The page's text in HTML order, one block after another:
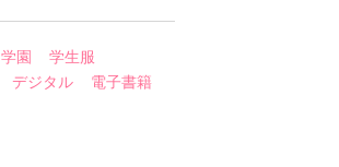
学園
学生服
デジタル
電子書籍